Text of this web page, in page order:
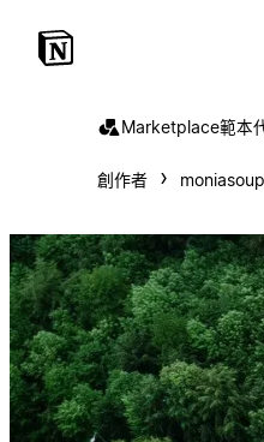
Marketplace範本
創作者 moniasoup